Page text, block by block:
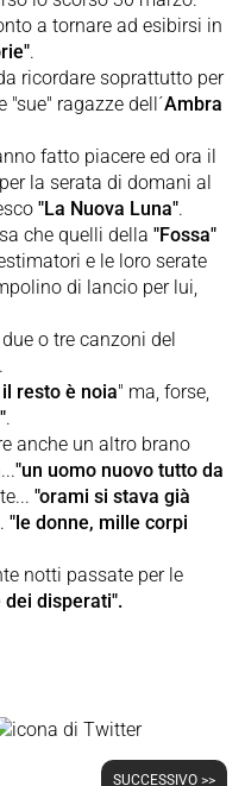
a tornare ad esibirsi in
.
ricordare soprattutto per
ragazze dell´Ambra
fatto piacere ed ora il
la serata di domani al
"La Nuova Luna".
che quelli della "Fossa"
e le loro serate
di lancio per lui,
o tre canzoni del
resto è noia" ma, forse,
.
anche un altro brano
"un uomo nuovo tutto da
"orami si stava già
"le donne, mille corpi
notti passate per le
dei disperati".
SUCCESSIVO >>